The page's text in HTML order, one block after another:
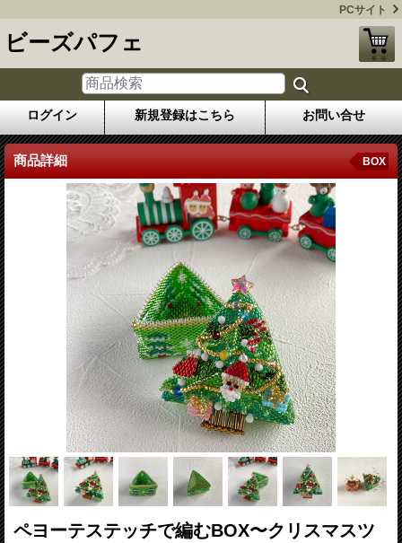
PCサイト
ビーズパフェ
ログイン 新規登録はこちら お問い合せ
商品詳細 BOX
ペヨーテステッチで編むBOX〜クリスマスツ